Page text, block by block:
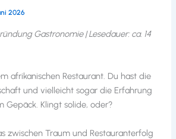
2026
Gastronomie | Lesedauer: ca. 14
afrikanischen Restaurant. Du hast die
und vielleicht sogar die Erfahrung
Gepäck. Klingt solide, oder?
zwischen Traum und Restauranterfolg